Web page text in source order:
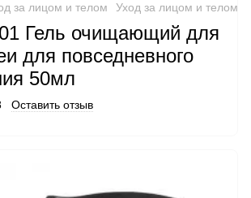
за лицом и телом Уход за лицом и телом
Гель очищающий для
для повседневного
50мл
Оставить отзыв